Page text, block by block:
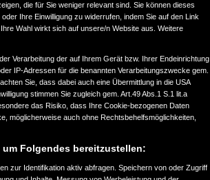
die für Sie weniger relevant sind. Sie können dieses
Ihre Einwilligung zu widerrufen, indem Sie auf den Link
Wahl wirkt sich auf unsere/n Website aus. Weitere
Verarbeitung der auf Ihrem Gerät bzw. Ihrer Endeinrichtung
IP-Adressen für die benannten Verarbeitungszwecke gem.
Sie, dass dabei auch eine Übermittlung in die USA
stimmen Sie zugleich gem. Art.49 Abs.1 S.1 lit.a
das Risiko, dass Ihre Cookie-bezogenen Daten
möglicherweise auch ohne Rechtsbehelfsmöglichkeiten,
Folgendes bereitzustellen:
zur Identifikation aktiv abfragen. Speichern von oder Zugriff